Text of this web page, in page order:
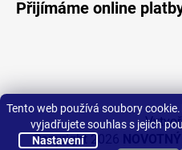
Tento web používá soubory
vyjadřujete souhlas s jejich
Nastavení
Přijímáme online
Copyright 2026